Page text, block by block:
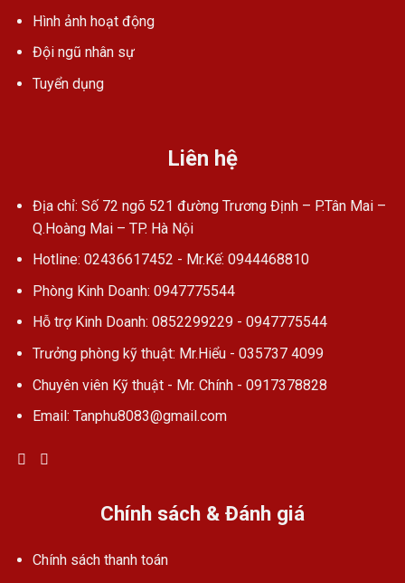
Hình ảnh hoạt động
Đội ngũ nhân sự
Tuyển dụng
Liên hệ
Địa chỉ: Số 72 ngõ 521 đường Trương Định – P.Tân Mai –
Q.Hoàng Mai – TP. Hà Nội
Hotline: 02436617452 - Mr.Kế: 0944468810
Phòng Kinh Doanh: 0947775544
Hỗ trợ Kinh Doanh: 0852299229 - 0947775544
Trưởng phòng kỹ thuật: Mr.Hiểu - 035737 4099
Chuyên viên Kỹ thuật - Mr. Chính - 0917378828
Email: Tanphu8083@gmail.com
Chính sách & Đánh giá
Chính sách thanh toán